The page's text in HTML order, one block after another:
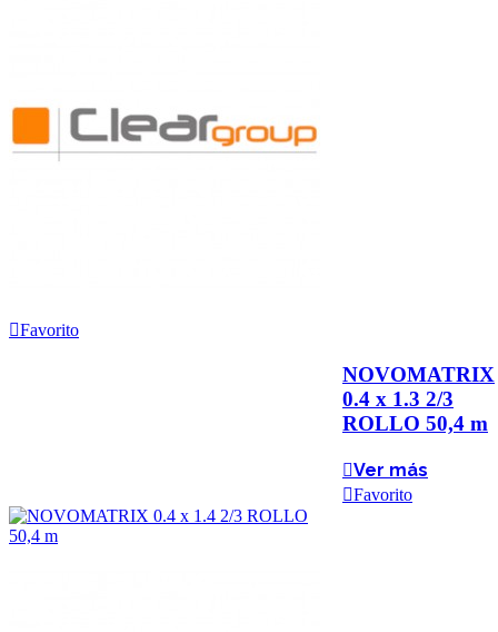
Favorito
NOVOMATRIX
0.4 x 1.3 2/3
ROLLO 50,4 m
Ver más
Favorito